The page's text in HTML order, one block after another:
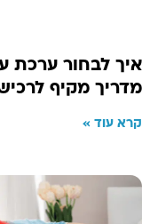
איך לבחור ערכת
מדריך מקיף
קרא עוד »